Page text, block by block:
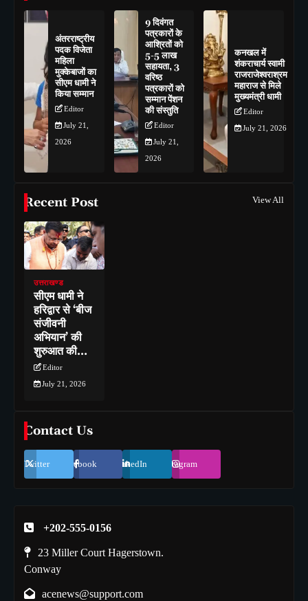
अंतरराष्ट्रीय
पदक विजेता
महिला
मुक्केबाजों का
सीएम धामी ने
किया सम्मान
Editor
July 21,
2026
9 दिवंगत
पत्रकारों के
आश्रितों को
5-5 लाख
सहायता, 3
वरिष्ठ
पत्रकारों को
सम्मान पेंशन
की संस्तुति
Editor
July 21,
2026
कनखल में
शंकराचार्य स्वामी
राजराजेश्वराश्रम
महाराज से मिले
मुख्यमंत्री धामी
Editor
July 21, 2026
Recent Post View All
उत्तराखण्ड
सीएम धामी ने
हरिद्वार से ‘बीज
संजीवनी
अभियान’ की
शुरुआत की…
Editor
July 21, 2026
Contact Us
Twitter Facebook LinkedIn Instagram
+202-555-0156
23 Miller Court Hagerstown.
Conway
acenews@support.com